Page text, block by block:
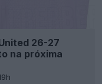
26-27
na próxima